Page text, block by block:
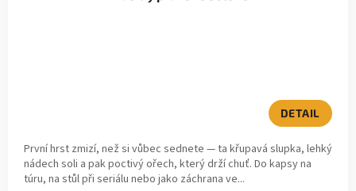
DETAIL
První hrst zmizí, než si vůbec sednete — ta křupavá slupka, lehký
nádech soli a pak poctivý ořech, který drží chuť. Do kapsy na
túru, na stůl při seriálu nebo jako záchrana ve...